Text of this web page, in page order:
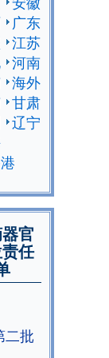
广东
江苏
河南
海外
甘肃
辽宁
官
任
二批